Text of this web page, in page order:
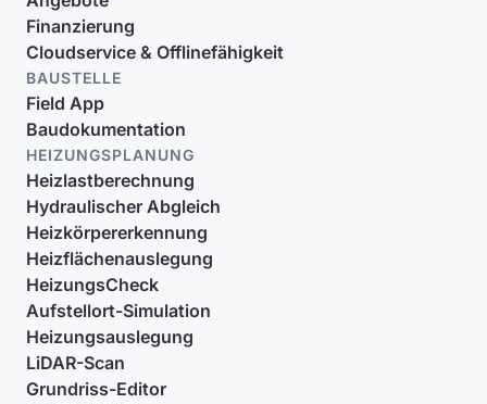
Finanzierung
Cloudservice & Offlinefähigkeit
BAUSTELLE
Field App
Baudokumentation
HEIZUNGSPLANUNG
Heizlastberechnung
Hydraulischer Abgleich
Heizkörpererkennung
Heizflächenauslegung
HeizungsCheck
Aufstellort-Simulation
Heizungsauslegung
LiDAR-Scan
Grundriss-Editor